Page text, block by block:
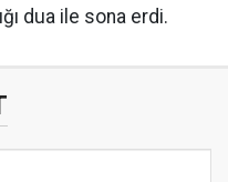
dua ile sona erdi.